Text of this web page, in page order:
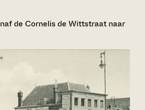
de Cornelis de Wittstraat naar